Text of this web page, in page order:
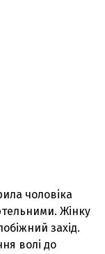
чоловіка
Жінку
захід.
волі до